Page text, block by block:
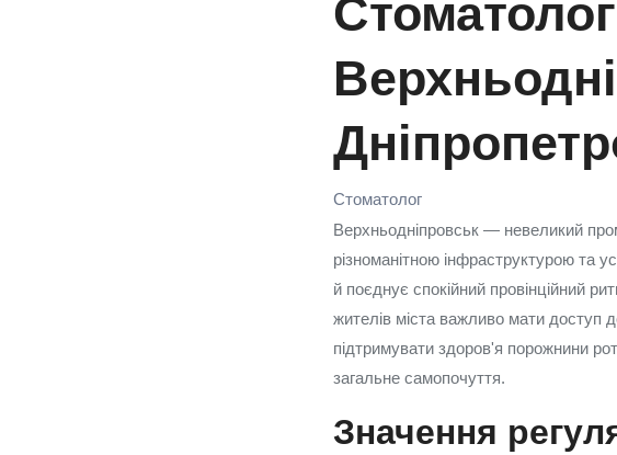
Стоматолог
Стоматолог
Верхньодніпровськ — невеликий
різноманітною інфраструктурою та
й поєднує спокійний провінційний
жителів міста важливо мати доступ
підтримувати здоров'я порожнини
загальне самопочуття.
Значення